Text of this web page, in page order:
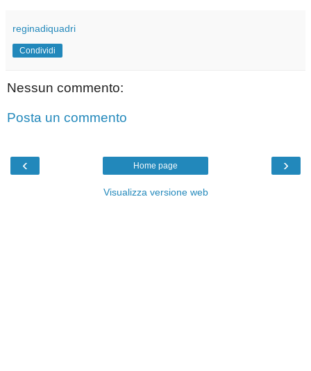
reginadiquadri
Condividi
Nessun commento:
Posta un commento
‹ ›
Home page
Visualizza versione web